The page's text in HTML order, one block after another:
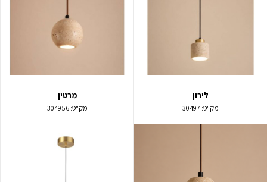
לירון
מק"ט: 30497
מרטין
מק"ט:304956